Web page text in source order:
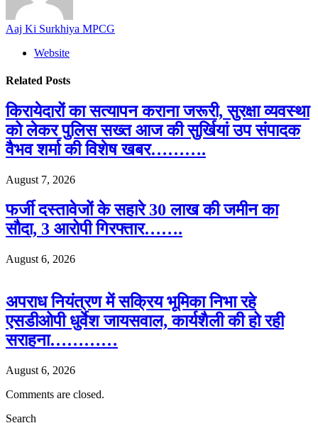
Aaj Ki Surkhiya MPCG
Website
Related Posts
किरायेदारों का सत्यापन कराना जरूरी, सुरक्षा व्यवस्था
को लेकर पुलिस सख्त आज की सुर्खियां उप संपादक
वैभव शर्मा की विशेष खबर……….
August 7, 2026
फर्जी दस्तावेजों के सहारे 30 लाख की जमीन का
सौदा, 3 आरोपी गिरफ्तार…….
August 6, 2026
अपराध नियंत्रण में सक्रिय भूमिका निभा रहे
एसडीओपी धुर्वेश जायसवाल, कार्यशैली की हो रही
सराहना…………
August 6, 2026
Comments are closed.
Search